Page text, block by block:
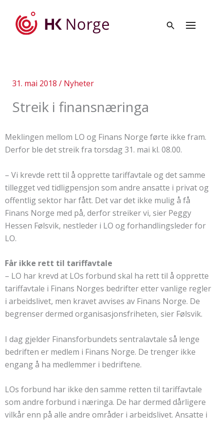
31. mai 2018 / Nyheter
Streik i finansnæringa
Meklingen mellom LO og Finans Norge førte ikke fram.
Derfor ble det streik fra torsdag 31. mai kl. 08.00.
– Vi krevde rett til å opprette tariffavtale og det samme
tillegget ved tidligpensjon som andre ansatte i privat og
offentlig sektor har fått. Det var det ikke mulig å få
Finans Norge med på, derfor streiker vi, sier Peggy
Hessen Følsvik, nestleder i LO og forhandlingsleder for
LO.
Får ikke rett til tariffavtale
– LO har krevd at LOs forbund skal ha rett til å opprette
tariffavtale i Finans Norges bedrifter etter vanlige regler
i arbeidslivet, men kravet avvises av Finans Norge. De
begrenser dermed organisasjonsfriheten, sier Følsvik.
I dag gjelder Finansforbundets sentralavtale så lenge
bedriften er medlem i Finans Norge. De trenger ikke
engang å ha medlemmer i bedriftene.
LOs forbund har ikke den samme retten til tariffavtale
som andre forbund i næringa. De har dermed dårligere
vilkår enn på alle andre områder i arbeidslivet. Ansatte i